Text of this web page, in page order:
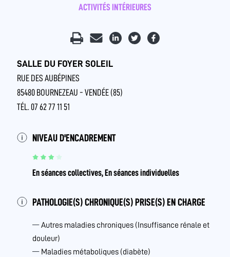
ACTIVITÉS INTÉRIEURES
SALLE DU FOYER SOLEIL
RUE DES AUBÉPINES
85480 BOURNEZEAU - VENDÉE (85)
TÉL. 07 62 77 11 51
NIVEAU D'ENCADREMENT
En séances collectives, En séances individuelles
PATHOLOGIE(S) CHRONIQUE(S) PRISE(S) EN CHARGE
Autres maladies chroniques (Insuffisance rénale et
douleur)
Maladies métaboliques (diabète)